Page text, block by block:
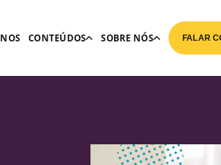
CONTEÚDOS SOBRE NÓS FALAR